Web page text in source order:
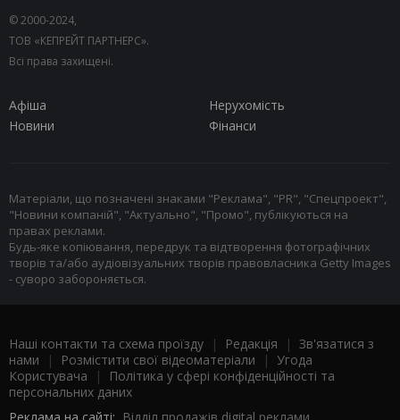
© 2000-2024,
ТОВ «КЕПРЕЙТ ПАРТНЕРС».
Всі права захищені.
Афіша
Нерухомість
Новини
Фінанси
Матеріали, що позначені знаками "Реклама", "PR", "Спецпроект",
"Новини компаній", "Актуально", "Промо", публікуються на
правах реклами.
Будь-яке копіювання, передрук та відтворення фотографічних
творів та/або аудіовізуальних творів правовласника Getty Images
- суворо забороняється.
Наші контакти та схема проїзду | Редакція | Зв'язатися з
нами | Розмістити свої відеоматеріали | Угода
Користувача |
Політика у сфері конфіденційності та
персональних даних